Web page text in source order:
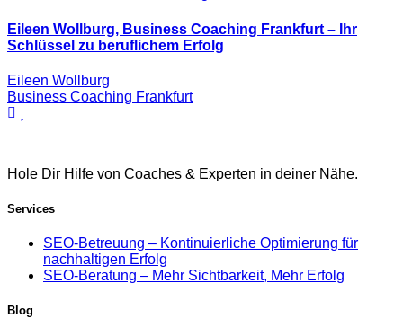
Eileen Wollburg, Business Coaching Frankfurt – Ihr
Schlüssel zu beruflichem Erfolg
Eileen Wollburg
Business Coaching Frankfurt
Hole Dir Hilfe von Coaches & Experten in deiner Nähe.
Services
SEO-Betreuung – Kontinuierliche Optimierung für
nachhaltigen Erfolg
SEO-Beratung – Mehr Sichtbarkeit, Mehr Erfolg
Blog